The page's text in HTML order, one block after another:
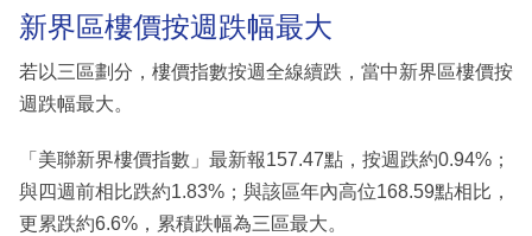
新界區樓價按週跌幅最大
若以三區劃分，樓價指數按週全線續跌，當中新界區樓價按
週跌幅最大。
「美聯新界樓價指數」最新報157.47點，按週跌約0.94%；
與四週前相比跌約1.83%；與該區年內高位168.59點相比，
更累跌約6.6%，累積跌幅為三區最大。